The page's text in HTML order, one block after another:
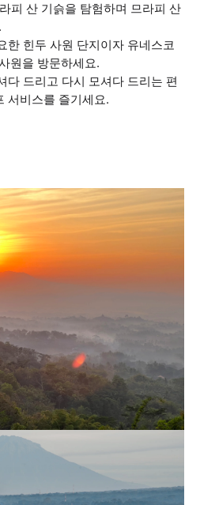
피 산 기슭을 탐험하며 므라피 산
한 힌두 사원 단지이자 유네스코
원을 방문하세요.
다 드리고 다시 모셔다 드리는 편
서비스를 즐기세요.